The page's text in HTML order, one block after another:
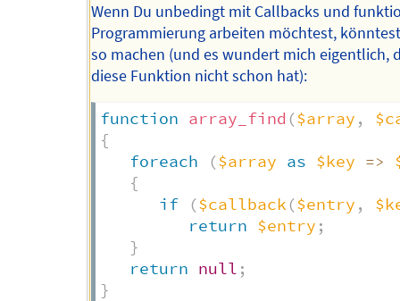
Wenn Du unbedingt mit Callbacks und
Programmierung arbeiten möchtest,
so machen (und es wundert mich eigentlich,
diese Funktion nicht schon hat):
function array_find ($array ,
{
foreach
($array as $key =>
{
if
($callback ($entry ,
return $entry ;
}
return null ;
}